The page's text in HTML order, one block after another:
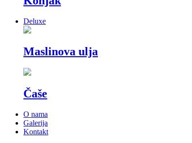
Deluxe
Maslinova ulja
Čaše
O nama
Galerija
Kontakt